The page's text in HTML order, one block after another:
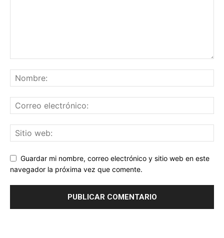
Guardar mi nombre, correo electrónico y sitio web en este
navegador la próxima vez que comente.